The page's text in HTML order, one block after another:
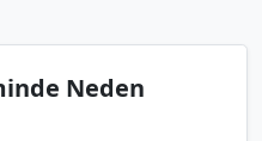
Neden